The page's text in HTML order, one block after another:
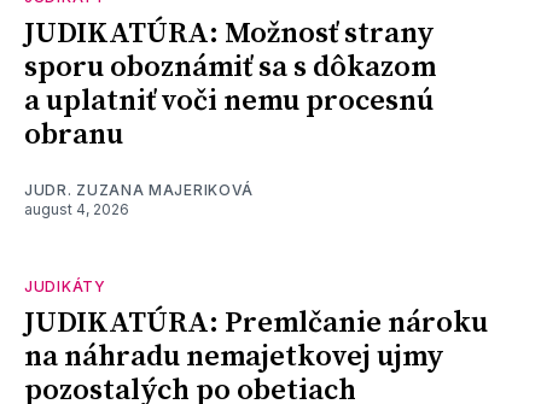
JUDIKATÚRA: Možnosť strany
sporu oboznámiť sa s dôkazom
a uplatniť voči nemu procesnú
obranu
JUDR. ZUZANA MAJERIKOVÁ
august 4, 2026
JUDIKÁTY
JUDIKATÚRA: Premlčanie nároku
na náhradu nemajetkovej ujmy
pozostalých po obetiach